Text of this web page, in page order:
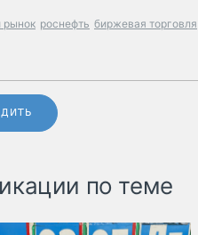
рынок роснефть биржевая торговля
по теме